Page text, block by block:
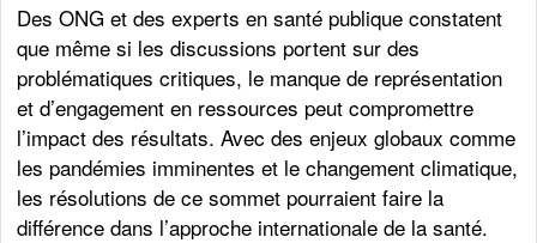
Des ONG et des experts en santé publique constatent
que même si les discussions portent sur des
problématiques critiques, le manque de représentation
et d’engagement en ressources peut compromettre
l’impact des résultats. Avec des enjeux globaux comme
les pandémies imminentes et le changement climatique,
les résolutions de ce sommet pourraient faire la
différence dans l’approche internationale de la santé.